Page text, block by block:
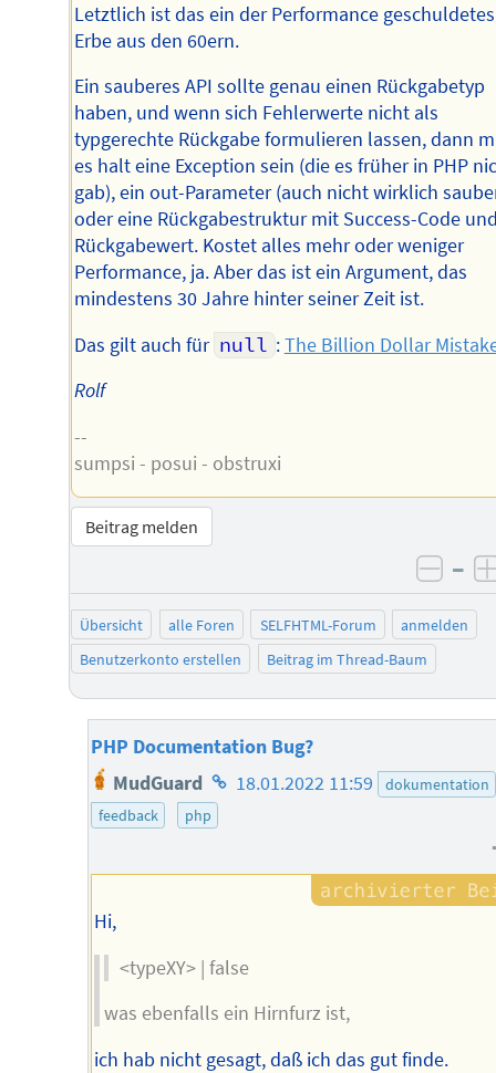
Letztlich ist das ein der Performance geschuldetes
Erbe aus den 60ern.
Ein sauberes API sollte genau einen Rückgabetyp
haben, und wenn sich Fehlerwerte nicht als
typgerechte Rückgabe formulieren lassen, dann
es halt eine Exception sein (die es früher in PHP
gab), ein out-Parameter (auch nicht wirklich
oder eine Rückgabestruktur mit Success-Code
Rückgabewert. Kostet alles mehr oder weniger
Performance, ja. Aber das ist ein Argument, das
mindestens 30 Jahre hinter seiner Zeit ist.
Das gilt auch für null :The Billion Dollar
Rolf
--
sumpsi - posui - obstruxi
Beitrag melden
–
Übersicht alle Foren SELFHTML-Forum
anmelden
Benutzerkonto erstellen
Beitrag im Thread-Baum
PHP Documentation Bug?
MudGuard Homepage
des
18.01.2022 11:59
dokumentation
feedback
php
Hi,
<typeXY> | false
was ebenfalls ein Hirnfurz ist,
ich hab nicht gesagt, daß ich das gut finde.